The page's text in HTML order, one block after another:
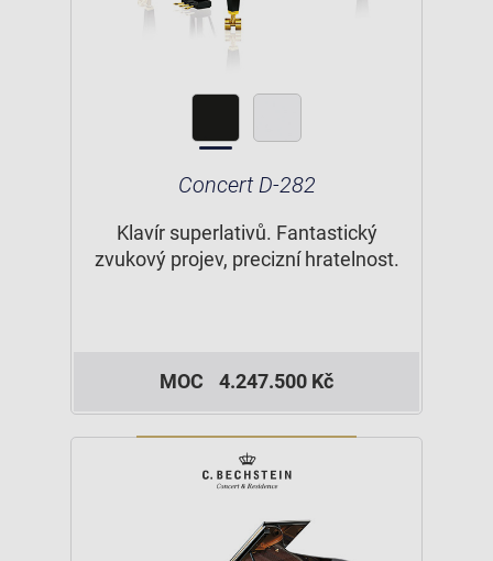
Concert D-282
Klavír superlativů. Fantastický
zvukový projev, precizní hratelnost.
MOC 4.247.500 Kč